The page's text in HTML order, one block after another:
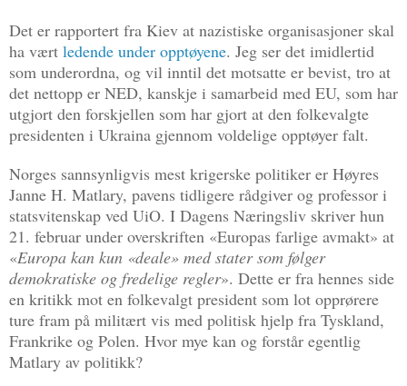
Det er rapportert fra Kiev at nazistiske organisasjoner skal
ha vært ledende under opptøyene. Jeg ser det imidlertid
som underordna, og vil inntil det motsatte er bevist, tro at
det nettopp er NED, kanskje i samarbeid med EU, som har
utgjort den forskjellen som har gjort at den folkevalgte
presidenten i Ukraina gjennom voldelige opptøyer falt.
Norges sannsynligvis mest krigerske politiker er Høyres
Janne H. Matlary, pavens tidligere rådgiver og professor i
statsvitenskap ved UiO. I Dagens Næringsliv skriver hun
21. februar under overskriften «Europas farlige avmakt» at
«Europa kan kun «deale» med stater som følger
demokratiske og fredelige regler». Dette er fra hennes side
en kritikk mot en folkevalgt president som lot opprørere
ture fram på militært vis med politisk hjelp fra Tyskland,
Frankrike og Polen. Hvor mye kan og forstår egentlig
Matlary av politikk?